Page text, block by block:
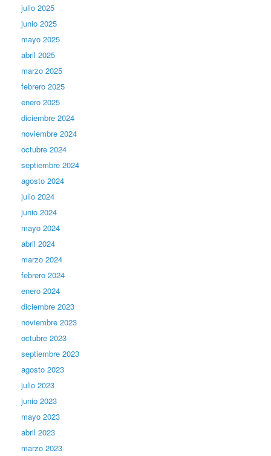
julio 2025
junio 2025
mayo 2025
abril 2025
marzo 2025
febrero 2025
enero 2025
diciembre 2024
noviembre 2024
octubre 2024
septiembre 2024
agosto 2024
julio 2024
junio 2024
mayo 2024
abril 2024
marzo 2024
febrero 2024
enero 2024
diciembre 2023
noviembre 2023
octubre 2023
septiembre 2023
agosto 2023
julio 2023
junio 2023
mayo 2023
abril 2023
marzo 2023